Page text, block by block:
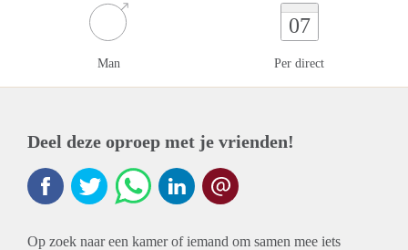
Man
07
Per direct
Deel deze oproep met je vrienden!
Op zoek naar een kamer of iemand om samen mee iets